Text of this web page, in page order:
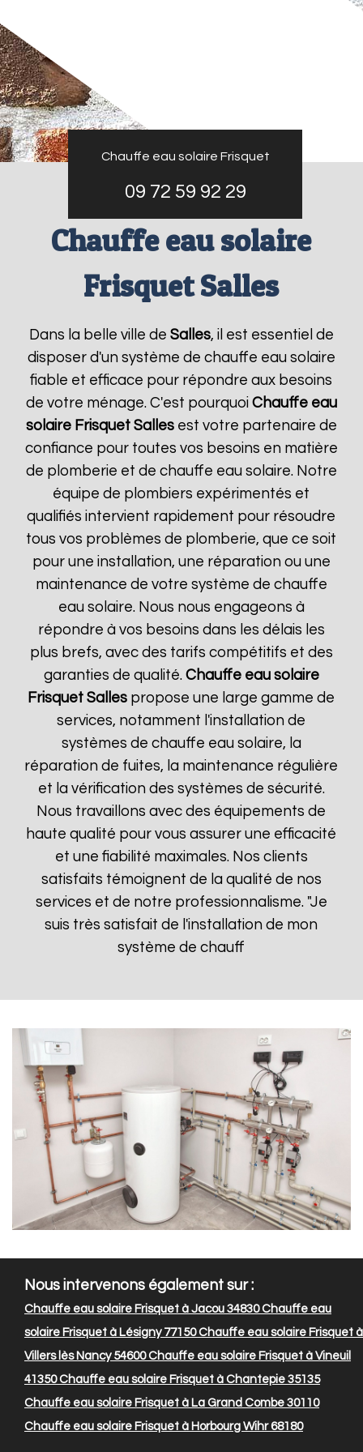
Chauffe eau solaire Frisquet
09 72 59 92 29
Chauffe eau solaire
Frisquet Salles
Dans la belle ville de Salles, il est essentiel de
disposer d'un système de chauffe eau solaire
fiable et efficace pour répondre aux besoins
de votre ménage. C'est pourquoi Chauffe eau
solaire Frisquet Sallesest votre partenaire de
confiance pour toutes vos besoins en matière
de plomberie et de chauffe eau solaire. Notre
équipe de plombiers expérimentés et
qualifiés intervient rapidement pour résoudre
tous vos problèmes de plomberie, que ce soit
pour une installation, une réparation ou une
maintenance de votre système de chauffe
eau solaire. Nous nous engageons à
répondre à vos besoins dans les délais les
plus brefs, avec des tarifs compétitifs et des
garanties de qualité. Chauffe eau solaire
Frisquet Salles propose une large gamme de
services, notamment l'installation de
systèmes de chauffe eau solaire, la
réparation de fuites, la maintenance régulière
et la vérification des systèmes de sécurité.
Nous travaillons avec des équipements de
haute qualité pour vous assurer une efficacité
et une fiabilité maximales. Nos clients
satisfaits témoignent de la qualité de nos
services et de notre professionnalisme. "Je
suis très satisfait de l'installation de mon
système de chauff
Nous intervenons également sur :
Chauffe eau solaire Frisquet à Jacou 34830Chauffe eau
solaire Frisquet à Lésigny 77150Chauffe eau solaire Frisquet à
Villers lès Nancy 54600Chauffe eau solaire Frisquet à Vineuil
41350Chauffe eau solaire Frisquet à Chantepie 35135
Chauffe eau solaire Frisquet à La Grand Combe 30110
Chauffe eau solaire Frisquet à Horbourg Wihr 68180